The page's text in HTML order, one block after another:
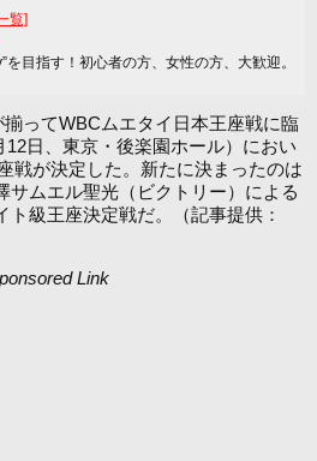
覧]
目指す！初心者の方、女性の方、大歓迎。
ってWBCムエタイ日本王座戦に臨
日、東京・後楽園ホール）におい
戦が決定した。新たに決まったのは
サムエル聖光（ビクトリー）による
級王座決定戦だ。（記事提供：
Link